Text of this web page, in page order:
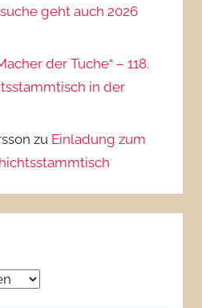
geht auch 2026
der Tuche“ – 118.
in der
zu Einladung zum